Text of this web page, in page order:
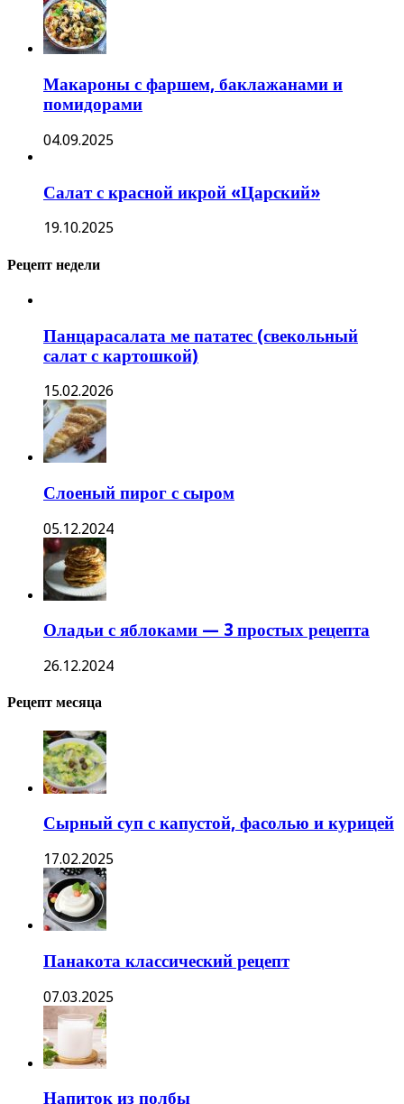
Макароны с фаршем, баклажанами и
помидорами
04.09.2025
Салат с красной икрой «Царский»
19.10.2025
Рецепт недели
Панцарасалата ме пататес (свекольный
салат с картошкой)
15.02.2026
Слоеный пирог с сыром
05.12.2024
Оладьи с яблоками — 3 простых рецепта
26.12.2024
Рецепт месяца
Сырный суп с капустой, фасолью и курицей
17.02.2025
Панакота классический рецепт
07.03.2025
Напиток из полбы